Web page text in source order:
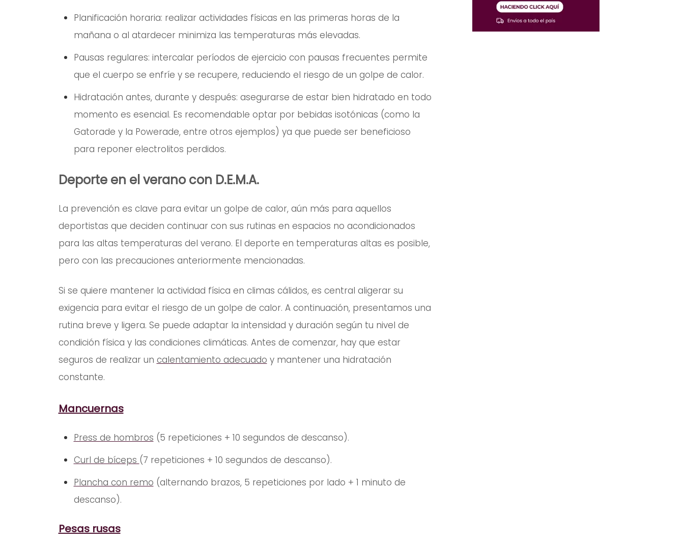
Planificación horaria: realizar actividades físicas en las primeras horas de la
mañana o al atardecer minimiza las temperaturas más elevadas.
Pausas regulares: intercalar períodos de ejercicio con pausas frecuentes permite
que el cuerpo se enfríe y se recupere, reduciendo el riesgo de un golpe de calor.
Hidratación antes, durante y después: asegurarse de estar bien hidratado en todo
momento es esencial. Es recomendable optar por bebidas isotónicas (como la
Gatorade y la Powerade, entre otros ejemplos) ya que puede ser beneficioso
para reponer electrolitos perdidos.
Deporte en el verano con D.E.M.A.
La prevención es clave para evitar un golpe de calor, aún más para aquellos
deportistas que deciden continuar con sus rutinas en espacios no acondicionados
para las altas temperaturas del verano. El deporte en temperaturas altas es posible,
pero con las precauciones anteriormente mencionadas.
Si se quiere mantener la actividad física en climas cálidos, es central aligerar su
exigencia para evitar el riesgo de un golpe de calor. A continuación, presentamos una
rutina breve y ligera. Se puede adaptar la intensidad y duración según tu nivel de
condición física y las condiciones climáticas. Antes de comenzar, hay que estar
seguros de realizar un calentamiento adecuado y mantener una hidratación
constante.
Mancuernas
Press de hombros (5 repeticiones + 10 segundos de descanso).
Curl de bíceps (7 repeticiones + 10 segundos de descanso).
Plancha con remo (alternando brazos, 5 repeticiones por lado + 1 minuto de
descanso).
Pesas rusas